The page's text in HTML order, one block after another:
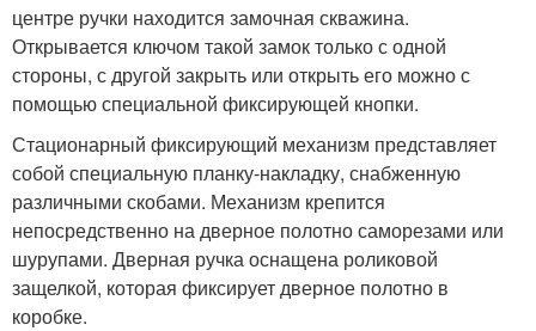
центре ручки находится замочная скважина.
Открывается ключом такой замок только с одной
стороны, с другой закрыть или открыть его можно с
помощью специальной фиксирующей кнопки.
Стационарный фиксирующий механизм представляет
собой специальную планку-накладку, снабженную
различными скобами. Механизм крепится
непосредственно на дверное полотно саморезами или
шурупами. Дверная ручка оснащена роликовой
защелкой, которая фиксирует дверное полотно в
коробке.